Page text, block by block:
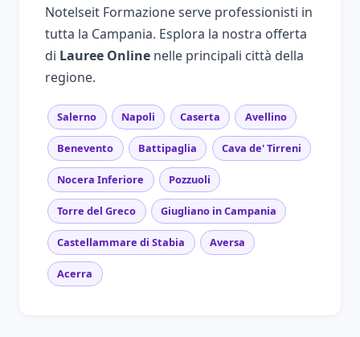
Notelseit Formazione serve professionisti in
tutta la Campania. Esplora la nostra offerta
di Lauree Online nelle principali città della
regione.
Salerno Napoli Caserta Avellino
Benevento Battipaglia Cava de' Tirreni
Nocera Inferiore Pozzuoli
Torre del Greco Giugliano in Campania
Castellammare di Stabia Aversa
Acerra